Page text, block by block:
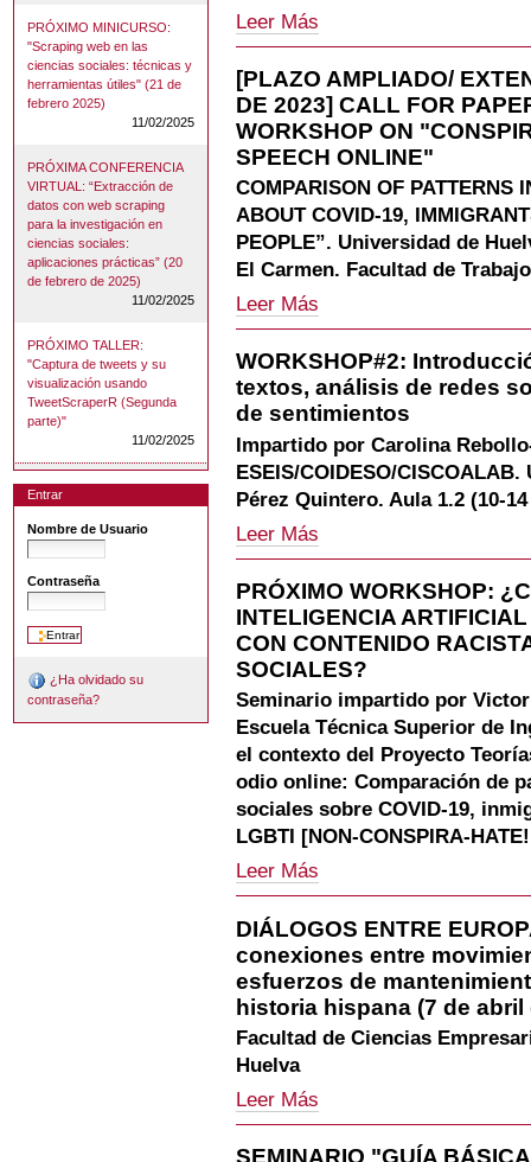
PRÓXIMO MINICURSO:
"Scraping web en las
ciencias sociales: técnicas y
herramientas útiles" (21 de
febrero 2025)
11/02/2025
PRÓXIMA CONFERENCIA
VIRTUAL: “Extracción de
datos con web scraping
para la investigación en
ciencias sociales:
aplicaciones prácticas” (20
de febrero de 2025)
11/02/2025
PRÓXIMO TALLER:
"Captura de tweets y su
visualización usando
TweetScraperR (Segunda
parte)"
11/02/2025
Entrar
Nombre de Usuario
Contraseña
¿Ha olvidado su
contraseña?
ALLÁ
DE
TELEGRAM,
YOUTUBE,
INSTRAGRAM
Y
-
CALL
FOR
INTERNATIONAL
WORKSHOP
CONSPIRACY
THEORIES
AND
SPEECH
ONLINE
-
Leer Más
[PLAZO AMPLIADO/
DE 2023] CALL FOR
WORKSHOP ON
SPEECH ONLINE"
COMPARISON OF PATTERNS
ABOUT COVID-19,
PEOPLE”. Universidad de
El Carmen. Facultad de
[PLAZO
AMPLIADO/
DEADLINE:
9
DE
DE
2023]
CALL
PAPERS
I
INTERNATIONAL
WORKSHOP
ON
"CONSPIRACY
THEORIES
HATE
SPEECH
ONLINE"
Leer Más
WORKSHOP#2:
textos, análisis de redes
de sentimientos
Impartido por Carolina
ESEIS/COIDESO/
Pérez Quintero. Aula 1.2 (10-
WORKSHOP#2:
Introducción
R
(I)
dirigido
al
análisis
de
textos,
análisis
de
redes
sociales
y
semánticas
y
análisis
sentimientos
-
Leer Más
PRÓXIMO WORKSHOP:
INTELIGENCIA
CON CONTENIDO
SOCIALES?
Seminario impartido por
Escuela Técnica Superior de
el contexto del Proyecto
odio online: Comparación de
sociales sobre COVID-19,
LGBTI [NON-CONSPIRA-
PRÓXIMO
WORKSHOP:
PUEDE
AYUDARNOS
LA
INTELIGENCIA
ARTIFICIAL
(IA)
A
MENSAJES
CON
Leer Más
DIÁLOGOS ENTRE
conexiones entre
esfuerzos de
historia hispana (7 de abril
Facultad de Ciencias
Huelva
DIÁLOGOS
ENTRE
Leer Más
SEMINARIO "GUÍA